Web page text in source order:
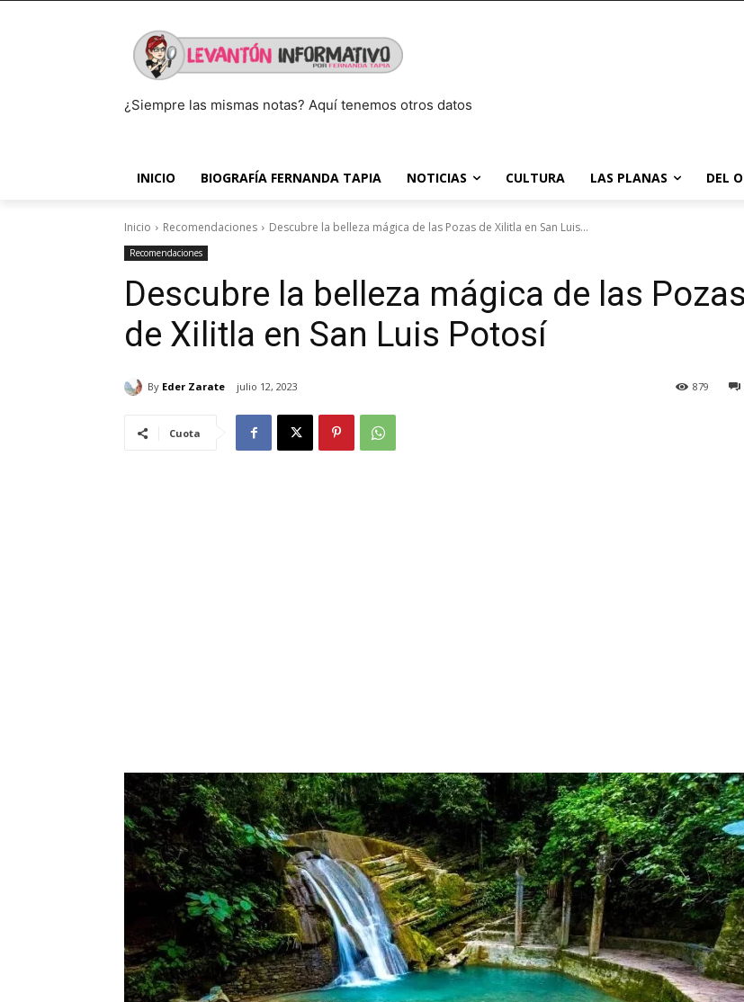
¿Siempre las mismas notas? Aquí tenemos otros datos
INICIO BIOGRAFÍA FERNANDA TAPIA NOTICIAS CULTURA LAS PLANAS DEL
Inicio Recomendaciones Descubre la belleza mágica de las Pozas de Xilitla en San Luis...
Recomendaciones
Descubre la belleza mágica de las Pozas
de Xilitla en San Luis Potosí
By Eder Zarate julio 12, 2023 879
Cuota